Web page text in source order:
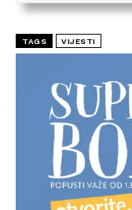
TAGS VIJESTI